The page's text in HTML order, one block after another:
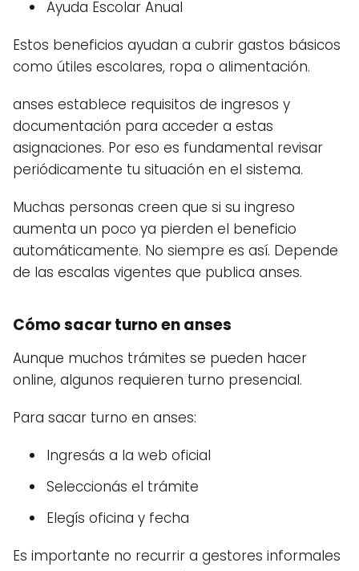
Ayuda Escolar Anual
Estos beneficios ayudan a cubrir gastos básicos
como útiles escolares, ropa o alimentación.
anses establece requisitos de ingresos y
documentación para acceder a estas
asignaciones. Por eso es fundamental revisar
periódicamente tu situación en el sistema.
Muchas personas creen que si su ingreso
aumenta un poco ya pierden el beneficio
automáticamente. No siempre es así. Depende
de las escalas vigentes que publica anses.
Cómo sacar turno en anses
Aunque muchos trámites se pueden hacer
online, algunos requieren turno presencial.
Para sacar turno en anses:
Ingresás a la web oficial
Seleccionás el trámite
Elegís oficina y fecha
Es importante no recurrir a gestores informales